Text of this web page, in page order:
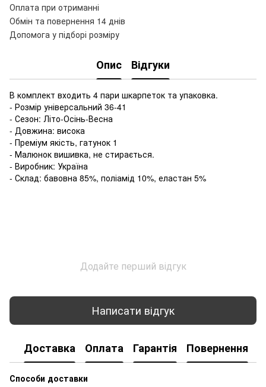
Оплата при отриманні
Обмін та повернення 14 днів
Допомога у підборі розміру
Опис Відгуки
В комплект входить 4 пари шкарпеток та упаковка.
- Розмір універсальний 36-41
- Сезон: Літо-Осінь-Весна
- Довжина: висока
- Преміум якість, гатунок 1
- Малюнок вишивка, не стирається.
- Виробник: Україна
- Склад: бавовна 85%, поліамід 10%, еластан 5%
Додайте перший відгук
Написати відгук
Доставка Оплата Гарантія Повернення
Способи доставки